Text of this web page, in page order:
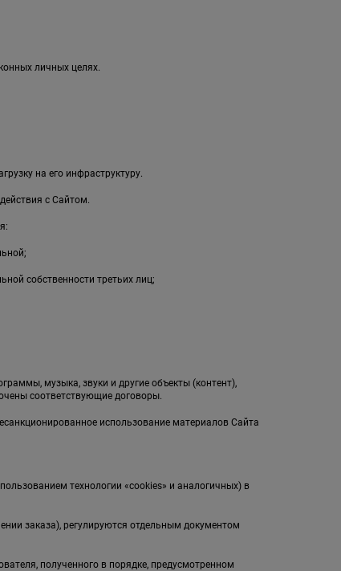
личных целях.
на его инфраструктуру.
с Сайтом.
собственности третьих лиц;
музыка, звуки и другие объекты (контент),
соответствующие договоры.
использование материалов Сайта
технологии «cookies» и аналогичных) в
заказа), регулируются отдельным документом
полученного в порядке, предусмотренном